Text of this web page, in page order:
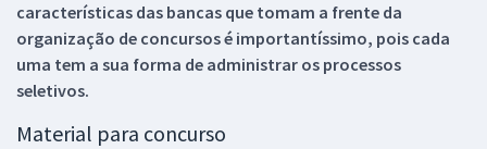
características das bancas que tomam a frente da
organização de concursos é importantíssimo, pois cada
uma tem a sua forma de administrar os processos
seletivos.
Material para concurso